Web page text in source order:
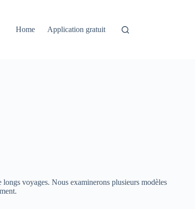
Home Application gratuit
voyages. Nous examinerons plusieurs modèles